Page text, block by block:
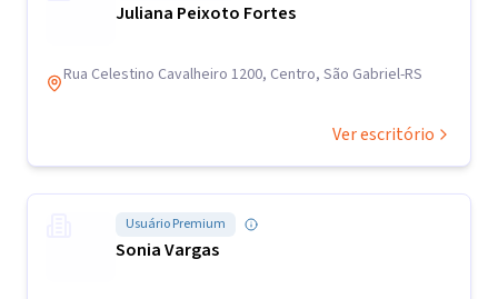
Juliana Peixoto Fortes
Rua Celestino Cavalheiro 1200, Centro, São Gabriel-RS
Ver escritório
Usuário Premium
Sonia Vargas